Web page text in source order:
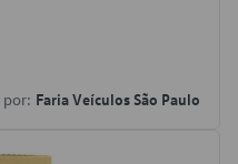
Faria Veículos São Paulo